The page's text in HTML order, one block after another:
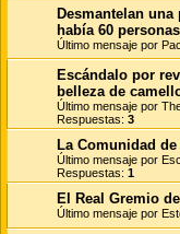
Desmantelan
había 60 personas
Último mensaje por
Escándalo por
belleza de
Último mensaje por
Respuestas: 3
La Comunidad
Último mensaje por
Respuestas: 1
El Real Gremio
Último mensaje por